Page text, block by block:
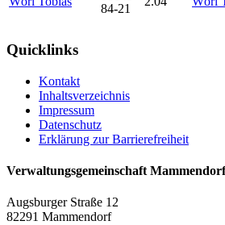
84-21
Quicklinks
Kontakt
Inhaltsverzeichnis
Impressum
Datenschutz
Erklärung zur Barrierefreiheit
Verwaltungsgemeinschaft Mammendorf
Augsburger Straße 12
82291 Mammendorf